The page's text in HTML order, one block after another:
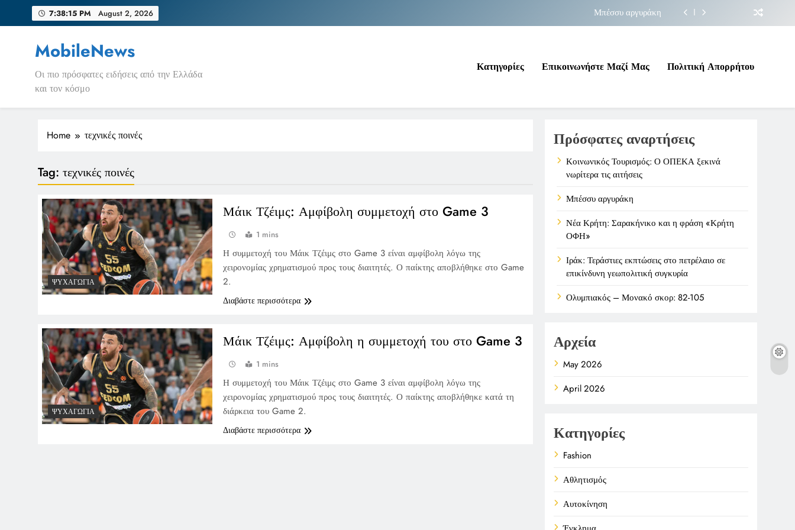
7:38:15 PM August 2, 2026
Μπέσσυ αργυράκη
Ιράκ: Τεράστιες εκπτώσεις στο πετρέλαιο σε επικίνδυνη γεωπολιτική συγκυρία
Μπέσσυ αργυράκη
Νέα Κρήτη: Σαρακήνικο και η φράση «Κρήτη ΟΦΗ»
Ιράκ: Τεράστιες εκπτώσεις στο πετρέλαιο σε επικίνδυνη γεωπολιτική συγκυρία
MobileNews
Οι πιο πρόσφατες ειδήσεις από την Ελλάδα
και τον κόσμο
Κατηγορίες Επικοινωνήστε Μαζί Μας Πολιτική Απορρήτου
Home τεχνικές ποινές
Tag: τεχνικές ποινές
ΨΥΧΑΓΩΓΊΑ
Μάικ Τζέιμς: Αμφίβολη συμμετοχή στο Game 3
1 mins
Η συμμετοχή του Μάικ Τζέιμς στο Game 3 είναι αμφίβολη λόγω της
χειρονομίας χρηματισμού προς τους διαιτητές. Ο παίκτης αποβλήθηκε στο Game
2.
Διαβάστε περισσότερα
ΨΥΧΑΓΩΓΊΑ
Μάικ Τζέιμς: Αμφίβολη η συμμετοχή του στο Game 3
1 mins
Η συμμετοχή του Μάικ Τζέιμς στο Game 3 είναι αμφίβολη λόγω της
χειρονομίας χρηματισμού προς τους διαιτητές. Ο παίκτης αποβλήθηκε κατά τη
διάρκεια του Game 2.
Διαβάστε περισσότερα
Πρόσφατες αναρτήσεις
Κοινωνικός Τουρισμός: Ο ΟΠΕΚΑ ξεκινά
νωρίτερα τις αιτήσεις
Μπέσσυ αργυράκη
Νέα Κρήτη: Σαρακήνικο και η φράση «Κρήτη
ΟΦΗ»
Ιράκ: Τεράστιες εκπτώσεις στο πετρέλαιο σε
επικίνδυνη γεωπολιτική συγκυρία
Ολυμπιακός – Μονακό σκορ: 82-105
Αρχεία
May 2026
April 2026
Κατηγορίες
Fashion
Αθλητισμός
Αυτοκίνηση